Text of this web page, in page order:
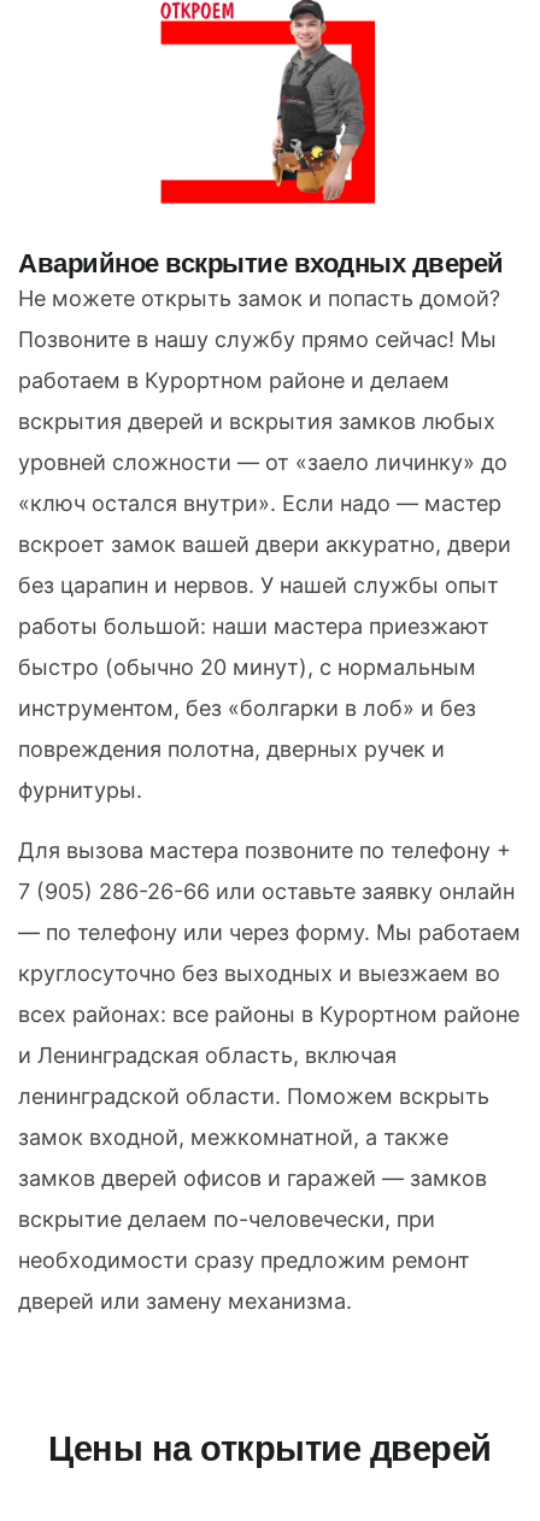
Аварийное вскрытие входных дверей
Не можете открыть замок и попасть домой?
Позвоните в нашу службу прямо сейчас! Мы
работаем в Курортном районе и делаем
вскрытия дверей и вскрытия замков любых
уровней сложности — от «заело личинку» до
«ключ остался внутри». Если надо — мастер
вскроет замок вашей двери аккуратно, двери
без царапин и нервов. У нашей службы опыт
работы большой: наши мастера приезжают
быстро (обычно 20 минут), с нормальным
инструментом, без «болгарки в лоб» и без
повреждения полотна, дверных ручек и
фурнитуры.
Для вызова мастера позвоните по телефону +
7 (905) 286-26-66 или оставьте заявку онлайн
— по телефону или через форму. Мы работаем
круглосуточно без выходных и выезжаем во
всех районах: все районы в Курортном районе
и Ленинградская область, включая
ленинградской области. Поможем вскрыть
замок входной, межкомнатной, а также
замков дверей офисов и гаражей — замков
вскрытие делаем по-человечески, при
необходимости сразу предложим ремонт
дверей или замену механизма.
Цены на открытие дверей